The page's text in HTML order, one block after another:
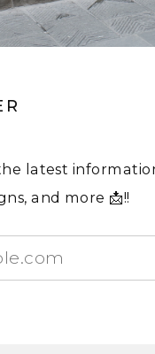
latest
and more 📩!!